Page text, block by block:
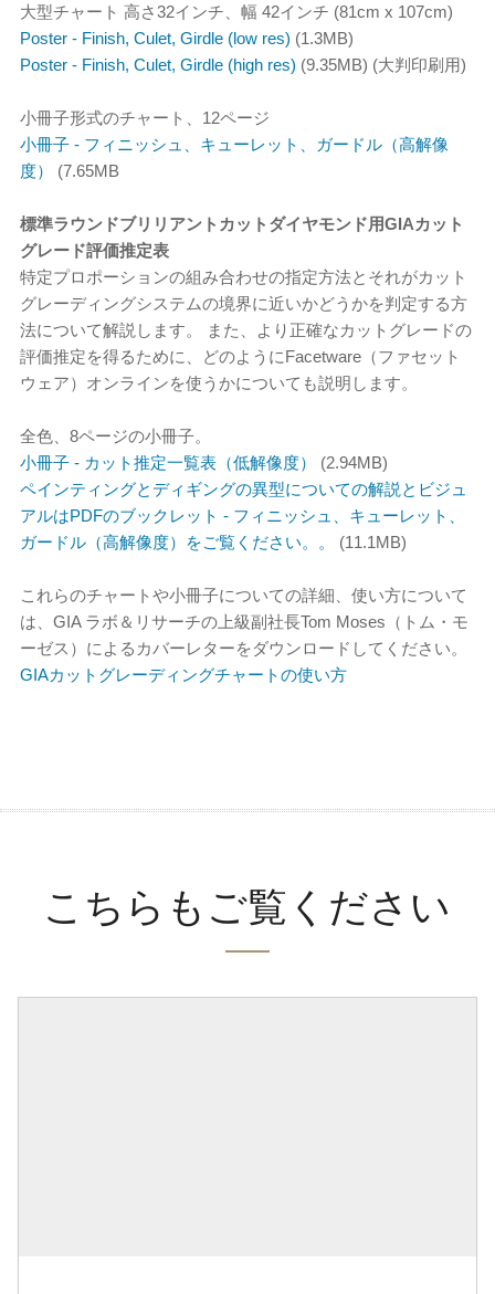
大型チャート 高さ32インチ、幅 42インチ (81cm x 107cm)
Poster - Finish, Culet, Girdle (low res) (1.3MB)
Poster - Finish, Culet, Girdle (high res) (9.35MB) (大判印刷用)
小冊子形式のチャート、12ページ
小冊子 - フィニッシュ、キューレット、ガードル（高解像
度）
(7.65MB
標準ラウンドブリリアントカットダイヤモンド用GIAカット
グレード評価推定表
特定プロポーションの組み合わせの指定方法とそれがカット
グレーディングシステムの境界に近いかどうかを判定する方
法について解説します。 また、より正確なカットグレードの
評価推定を得るために、どのようにFacetware（ファセット
ウェア）オンラインを使うかについても説明します。
全色、8ページの小冊子。
小冊子 - カット推定一覧表（低解像度）
(2.94MB)
ペインティングとディギングの異型についての解説とビジュ
アルはPDFのブックレット - フィニッシュ、キューレット、
ガードル（高解像度）をご覧ください。。
(11.1MB)
これらのチャートや小冊子についての詳細、使い方について
は、GIA ラボ＆リサーチの上級副社長Tom Moses（トム・モ
ーゼス）によるカバーレターをダウンロードしてください。
GIAカットグレーディングチャートの使い方
こちらもご覧ください